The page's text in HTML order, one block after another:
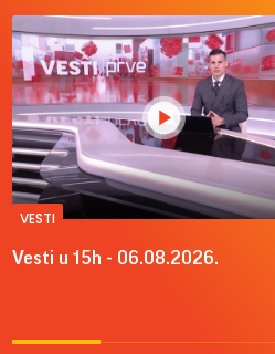
VESTI
Vesti u 15h - 06.08.2026.